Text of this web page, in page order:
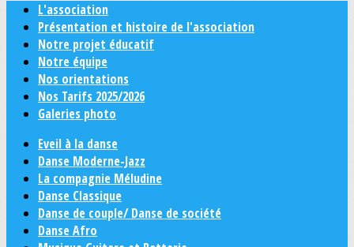
L'association
Présentation et histoire de l'association
Notre projet éducatif
Notre équipe
Nos orientations
Nos Tarifs 2025/2026
Galeries photo
Eveil à la danse
Danse Moderne-Jazz
La compagnie Méludine
Danse Classique
Danse de couple/ Danse de société
Danse Afro